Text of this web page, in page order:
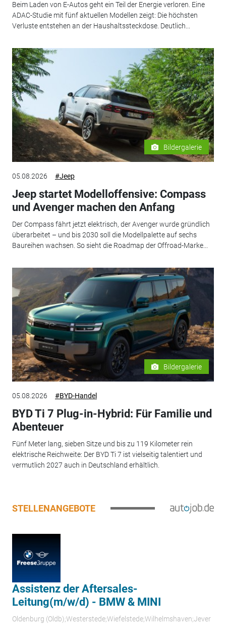
Beim Laden von E-Autos geht ein Teil der Energie verloren. Eine
ADAC-Studie mit fünf aktuellen Modellen zeigt: Die höchsten
Verluste entstehen an der Haushaltssteckdose. Deutlich...
Bildergalerie
05.08.2026 #Jeep
Jeep startet Modelloffensive: Compass
und Avenger machen den Anfang
Der Compass fährt jetzt elektrisch, der Avenger wurde gründlich
überarbeitet – und bis 2030 soll die Modellpalette auf sechs
Baureihen wachsen. So sieht die Roadmap der Offroad-Marke...
Bildergalerie
05.08.2026 #BYD-Handel
BYD Ti 7 Plug-in-Hybrid: Für Familie und
Abenteuer
Fünf Meter lang, sieben Sitze und bis zu 119 Kilometer rein
elektrische Reichweite: Der BYD Ti 7 ist vielseitig talentiert und
vermutlich 2027 auch in Deutschland erhältlich.
STELLENANGEBOTE
Assistenz der Aftersales-
Leitung(m/w/d) - BMW & MINI
Oldenburg (Oldb);Westerstede;Wiefelstede;Wilhelmshaven;Jever